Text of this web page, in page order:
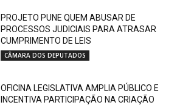
PROJETO PUNE QUEM ABUSAR DE
PROCESSOS JUDICIAIS PARA ATRASAR
CUMPRIMENTO DE LEIS
CÂMARA DOS DEPUTADOS
OFICINA LEGISLATIVA AMPLIA PÚBLICO E
INCENTIVA PARTICIPAÇÃO NA CRIAÇÃO